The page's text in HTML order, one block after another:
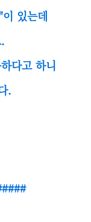
있는데
다고 하니
.